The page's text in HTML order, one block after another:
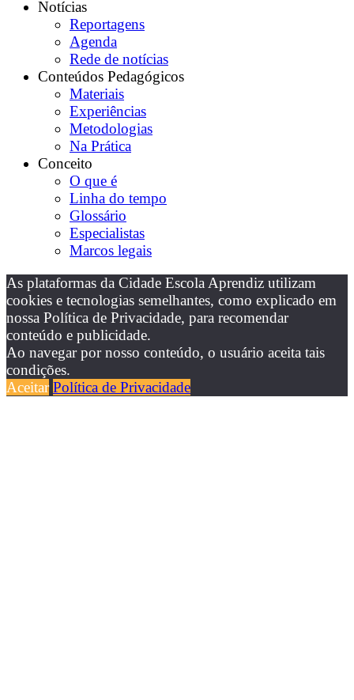
Notícias
Reportagens
Agenda
Rede de notícias
Conteúdos Pedagógicos
Materiais
Experiências
Metodologias
Na Prática
Conceito
O que é
Linha do tempo
Glossário
Especialistas
Marcos legais
As plataformas da Cidade Escola Aprendiz utilizam
cookies e tecnologias semelhantes, como explicado em
nossa Política de Privacidade, para recomendar
conteúdo e publicidade.
Ao navegar por nosso conteúdo, o usuário aceita tais
condições.
Aceitar Política de Privacidade